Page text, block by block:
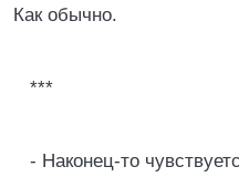
Как обычно.
***
- Наконец-то